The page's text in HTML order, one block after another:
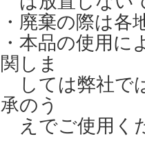
・廃棄の際は
・本品の使用
関しま
しては弊社で
承のう
えでご使用く